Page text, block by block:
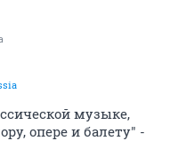
музыке,
опере и балету" -